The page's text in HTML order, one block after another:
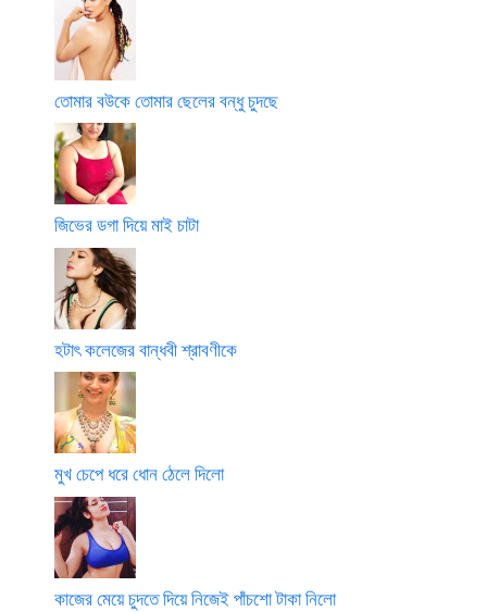
তোমার বউকে তোমার ছেলের বন্ধু চুদছে
জিভের ডগা দিয়ে মাই চাটা
হটাৎ কলেজের বান্ধবী শ্রাবণীকে
মুখ চেপে ধরে ধোন ঠেলে দিলো
কাজের মেয়ে চুদতে দিয়ে নিজেই পাঁচশো টাকা নিলো